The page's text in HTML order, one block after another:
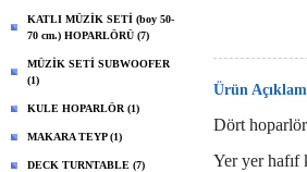
KATLI MÜZİK SETİ (boy 50-
70 cm.) HOPARLÖRÜ (7)
MÜZİK SETİ SUBWOOFER
(1)
KULE HOPARLÖR (1)
MAKARA TEYP (1)
DECK TURNTABLE (7)
Ürün
Dört hoparlör
Yer yer hafıf